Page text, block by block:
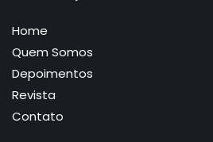
Home
Quem Somos
Depoimentos
Revista
Contato